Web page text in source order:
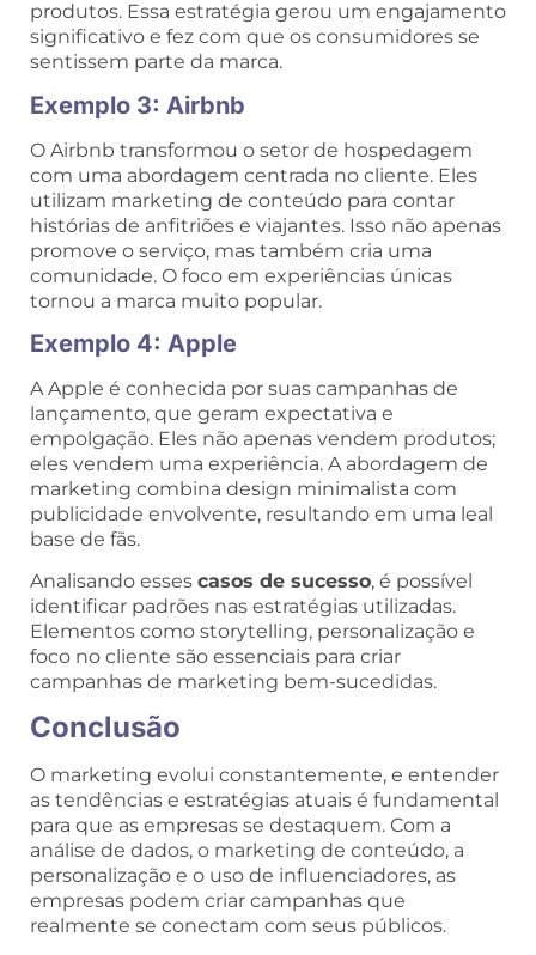
produtos. Essa estratégia gerou um engajamento
significativo e fez com que os consumidores se
sentissem parte da marca.
Exemplo 3: Airbnb
O Airbnb transformou o setor de hospedagem
com uma abordagem centrada no cliente. Eles
utilizam marketing de conteúdo para contar
histórias de anfitriões e viajantes. Isso não apenas
promove o serviço, mas também cria uma
comunidade. O foco em experiências únicas
tornou a marca muito popular.
Exemplo 4: Apple
A Apple é conhecida por suas campanhas de
lançamento, que geram expectativa e
empolgação. Eles não apenas vendem produtos;
eles vendem uma experiência. A abordagem de
marketing combina design minimalista com
publicidade envolvente, resultando em uma leal
base de fãs.
Analisando esses casos de sucesso, é possível
identificar padrões nas estratégias utilizadas.
Elementos como storytelling, personalização e
foco no cliente são essenciais para criar
campanhas de marketing bem-sucedidas.
Conclusão
O marketing evolui constantemente, e entender
as tendências e estratégias atuais é fundamental
para que as empresas se destaquem. Com a
análise de dados, o marketing de conteúdo, a
personalização e o uso de influenciadores, as
empresas podem criar campanhas que
realmente se conectam com seus públicos.